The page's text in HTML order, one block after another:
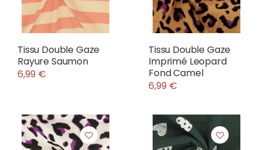
Tissu Double Gaze
Rayure Saumon
6,99 €
Tissu Double Gaze
Imprimé Leopard
Fond Camel
6,99 €